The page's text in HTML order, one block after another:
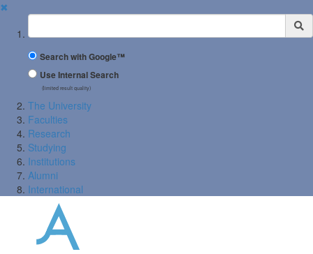
✖
Suchbegriff
Search with Google™
Use Internal Search
(limited result quality)
The University
Faculties
Research
Studying
Institutions
Alumni
International